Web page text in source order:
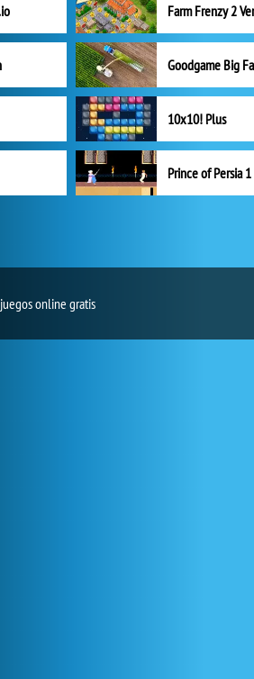
Goodgame Big
10x10! Plus
Prince of Persia 1
online gratis